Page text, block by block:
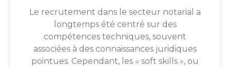
Le recrutement dans le secteur notarial a
longtemps été centré sur des
compétences techniques, souvent
associées à des connaissances juridiques
pointues. Cependant, les « soft skills », ou